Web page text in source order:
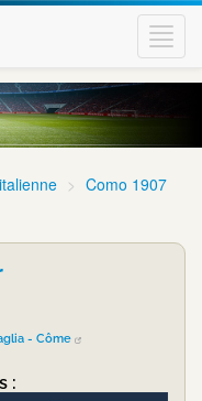
Como 1907
- Côme
: